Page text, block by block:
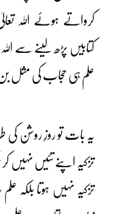
کرواتے ہوئے اللہ
کتابیں پڑھ لینے سے
علم ہی حجاب کی مثل
یہ بات تو روزِ روشن کی
تزکیہ اپنے تئیں نہیں کر
تزکیہ نہیں ہوتا بلکہ